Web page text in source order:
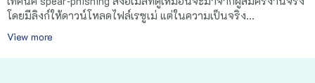
โดยมีลิงก์ให้ดาวน์โหลดไฟล์เรซูเม่ แต่ในความเป็นจริง...
View more